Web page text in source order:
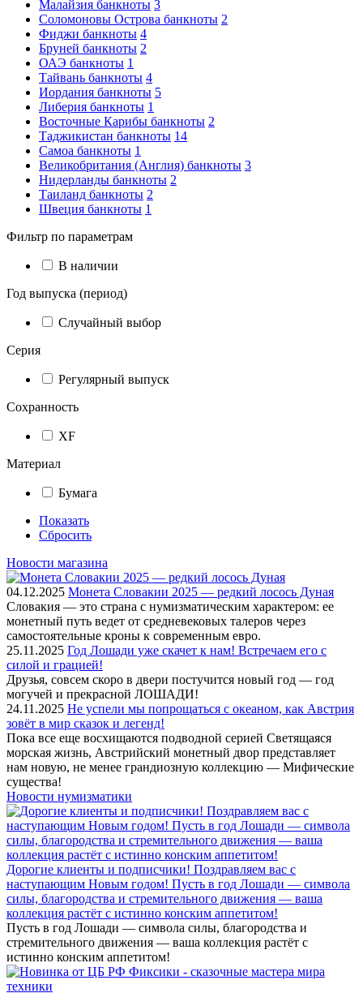
Малайзия банкноты 3
Соломоновы Острова банкноты 2
Фиджи банкноты 4
Бруней банкноты 2
ОАЭ банкноты 1
Тайвань банкноты 4
Иордания банкноты 5
Либерия банкноты 1
Восточные Карибы банкноты 2
Таджикистан банкноты 14
Самоа банкноты 1
Великобритания (Англия) банкноты 3
Нидерланды банкноты 2
Таиланд банкноты 2
Швеция банкноты 1
Фильтр по параметрам
В наличии
Год выпуска (период)
Случайный выбор
Серия
Регулярный выпуск
Сохранность
XF
Материал
Бумага
Показать
Сбросить
Новости магазина
04.12.2025 Монета Словакии 2025 — редкий лосось Дуная
Словакия — это страна с нумизматическим характером: ее
монетный путь ведет от средневековых талеров через
самостоятельные кроны к современным евро.
25.11.2025 Год Лошади уже скачет к нам! Встречаем его с
силой и грацией!
Друзья, совсем скоро в двери постучится новый год — год
могучей и прекрасной ЛОШАДИ!
24.11.2025 Не успели мы попрощаться с океаном, как Австрия
зовёт в мир сказок и легенд!
Пока все еще восхищаются подводной серией Светящаяся
морская жизнь, Австрийский монетный двор представляет
нам новую, не менее грандиозную коллекцию — Мифические
существа!
Новости нумизматики
Дорогие клиенты и подписчики! Поздравляем вас с
наступающим Новым годом! Пусть в год Лошади — символа
силы, благородства и стремительного движения — ваша
коллекция растёт с истинно конским аппетитом!
Пусть в год Лошади — символа силы, благородства и
стремительного движения — ваша коллекция растёт с
истинно конским аппетитом!